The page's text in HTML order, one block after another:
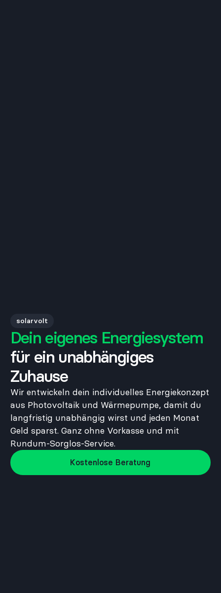
solarvolt
Dein eigenes Energiesystem
für ein unabhängiges
Zuhause
Wir entwickeln dein individuelles Energiekonzept
aus Photovoltaik und Wärmepumpe, damit du
langfristig unabhängig wirst und jeden Monat
Geld sparst. Ganz ohne Vorkasse und mit
Rundum-Sorglos-Service.
Kostenlose Beratung
Kostenlose Beratung